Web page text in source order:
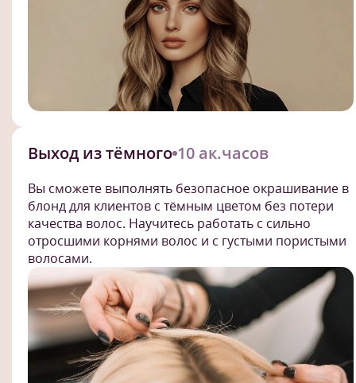
Выход из тёмного 10 ак.часов
Вы сможете выполнять безопасное окрашивание в
блонд для клиентов с тёмным цветом без потери
качества волос. Научитесь работать с сильно
отросшими корнями волос и с густыми пористыми
волосами.